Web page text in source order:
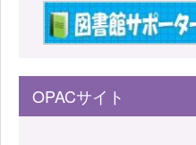
OPACサイト